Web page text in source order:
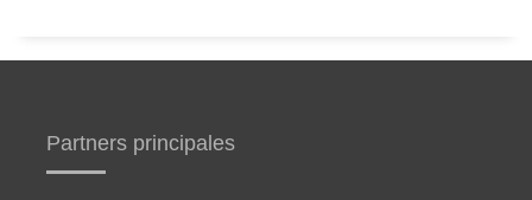
Partners principales